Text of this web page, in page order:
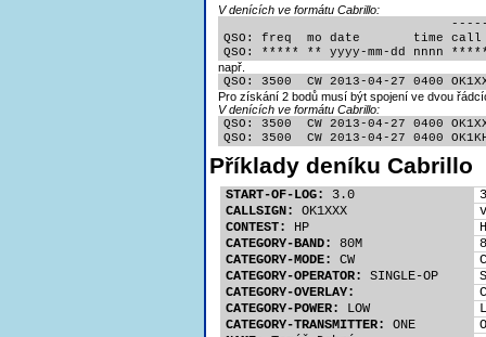
V denících ve formátu Cabrillo:
QSO: freq  mo date       time
QSO: ***** ** yyyy-mm-dd nnnn
např.
QSO: 3500  CW 2013-04-27 0400
Pro získání 2 bodů musí být spojení ve dvou
V denících ve formátu Cabrillo:
QSO: 3500  CW 2013-04-27 0400
QSO: 3500  CW 2013-04-27 0400
Příklady deníku Cabrillo
START-OF-LOG: 3.0
CALLSIGN:
OK1XXX
CONTEST:
HP
CATEGORY-BAND:
80M
CATEGORY-MODE:
CW
CATEGORY-OPERATOR:
SINGLE-OP
CATEGORY-OVERLAY:
CATEGORY-POWER:
LOW
CATEGORY-TRANSMITTER:
ONE